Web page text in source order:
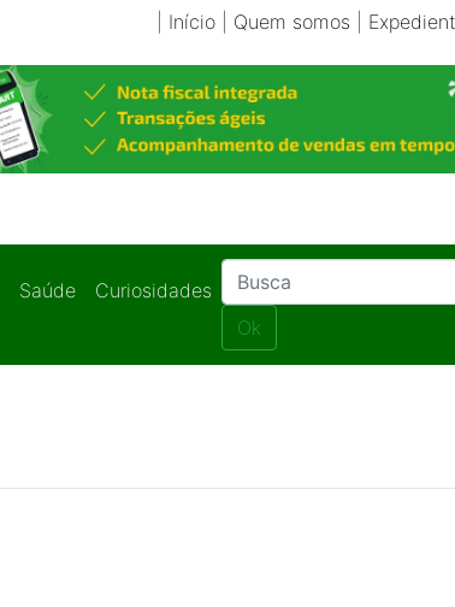
Início| Quem somos
Saúde
Curiosidades
Ok